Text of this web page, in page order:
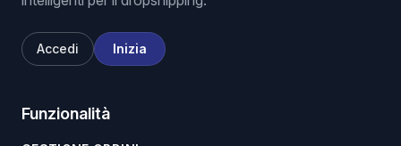
Accedi Inizia
Funzionalità